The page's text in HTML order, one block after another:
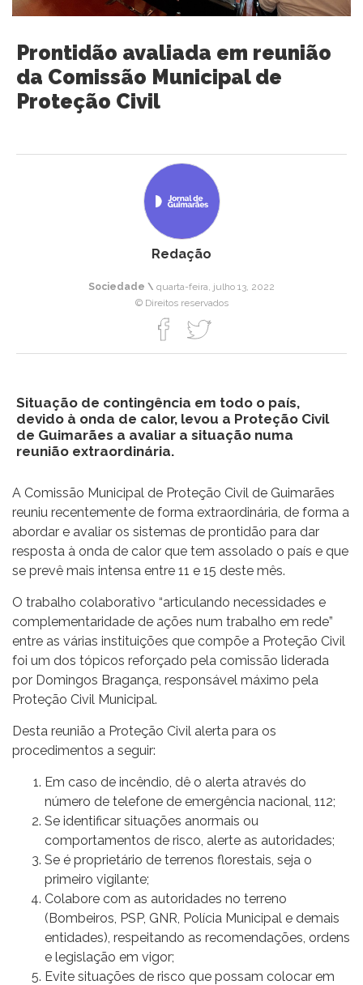
Prontidão avaliada em reunião
da Comissão Municipal de
Proteção Civil
Redação
Sociedade \ quarta-feira, julho 13, 2022
© Direitos reservados
Situação de contingência em todo o país,
devido à onda de calor, levou a Proteção Civil
de Guimarães a avaliar a situação numa
reunião extraordinária.
A Comissão Municipal de Proteção Civil de Guimarães
reuniu recentemente de forma extraordinária, de forma a
abordar e avaliar os sistemas de prontidão para dar
resposta à onda de calor que tem assolado o país e que
se prevê mais intensa entre 11 e 15 deste mês.
O trabalho colaborativo “articulando necessidades e
complementaridade de ações num trabalho em rede”
entre as várias instituições que compõe a Proteção Civil
foi um dos tópicos reforçado pela comissão liderada
por Domingos Bragança, responsável máximo pela
Proteção Civil Municipal.
Desta reunião a Proteção Civil alerta para os
procedimentos a seguir:
Em caso de incêndio, dê o alerta através do
número de telefone de emergência nacional, 112;
Se identificar situações anormais ou
comportamentos de risco, alerte as autoridades;
Se é proprietário de terrenos florestais, seja o
primeiro vigilante;
Colabore com as autoridades no terreno
(Bombeiros, PSP, GNR, Polícia Municipal e demais
entidades), respeitando as recomendações, ordens
e legislação em vigor;
Evite situações de risco que possam colocar em